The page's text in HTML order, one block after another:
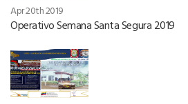
Apr 20th 2019
Operativo Semana Santa Segura 2019